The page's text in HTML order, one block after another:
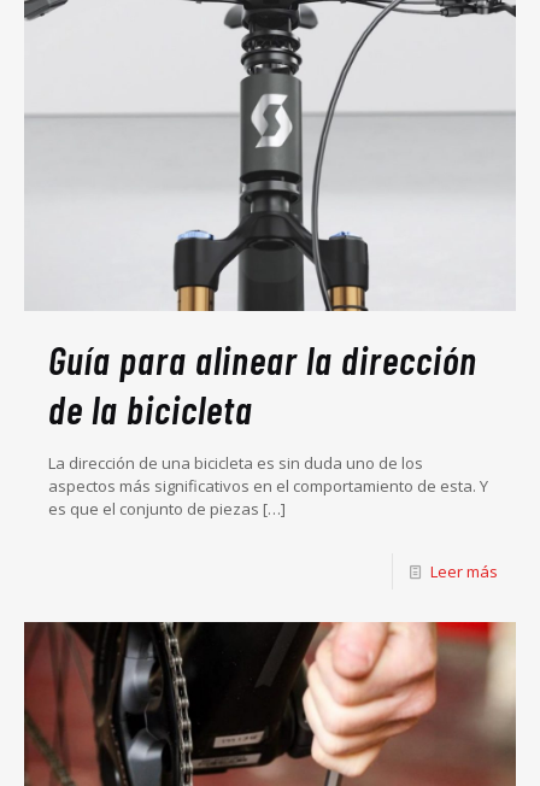
Guía para alinear la dirección
de la bicicleta
La dirección de una bicicleta es sin duda uno de los
aspectos más significativos en el comportamiento de esta. Y
es que el conjunto de piezas […]
Leer más